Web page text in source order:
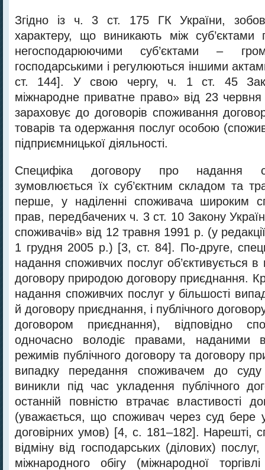
Згідно із ч. 3 ст. 175 ГК України,
характеру, що виникають між суб’єктами
негосподарюючими суб’єктами –
господарськими і регулюються іншими
ст. 144]. У свою чергу, ч. 1 ст. 45
міжнародне приватне право» від 23
зараховує до договорів споживання
товарів та одержання послуг особою
підприємницької діяльності.
Специфіка договору про надання
зумовлюється їх суб’єктним складом та
перше, у наділенні споживача широким
прав, передбачених ч. 3 ст. 10 Закону
споживачів» від 12 травня 1991 р. (у
1 грудня 2005 р.) [3, ст. 84]. По-друге,
надання споживчих послуг об’єктивується в
договору природою договору приєднання.
надання споживчих послуг у більшості
й договору приєднання, і публічного
договором приєднання), відповідно
одночасно володіє правами, наданими
режимів публічного договору та договору
випадку передання споживачем до
виникли під час укладення публічного
останній повністю втрачає властивості
(уважається, що споживач через суд бере
договірних умов) [4, с. 181–182]. Нарешті,
відміну від господарських (ділових)
міжнародного обігу (міжнародної